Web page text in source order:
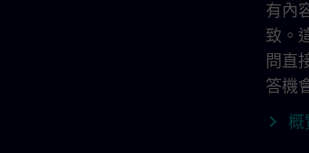
有內
致。
問直
答機
概